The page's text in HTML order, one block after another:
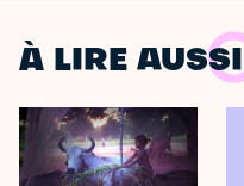
À LIRE AUSSI